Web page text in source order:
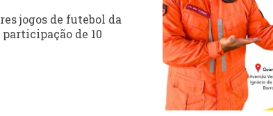
jogos de futebol da
de 10